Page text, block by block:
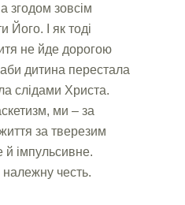
згодом зовсім
Його. І як тоді
не йде дорогою
дитина перестала
слідами Христа.
ми – за
за тверезим
й імпульсивне.
честь.